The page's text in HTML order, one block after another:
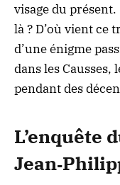
visage du
là ? D’où vient ce
d’une énigme
dans les
pendant des
L’enquête